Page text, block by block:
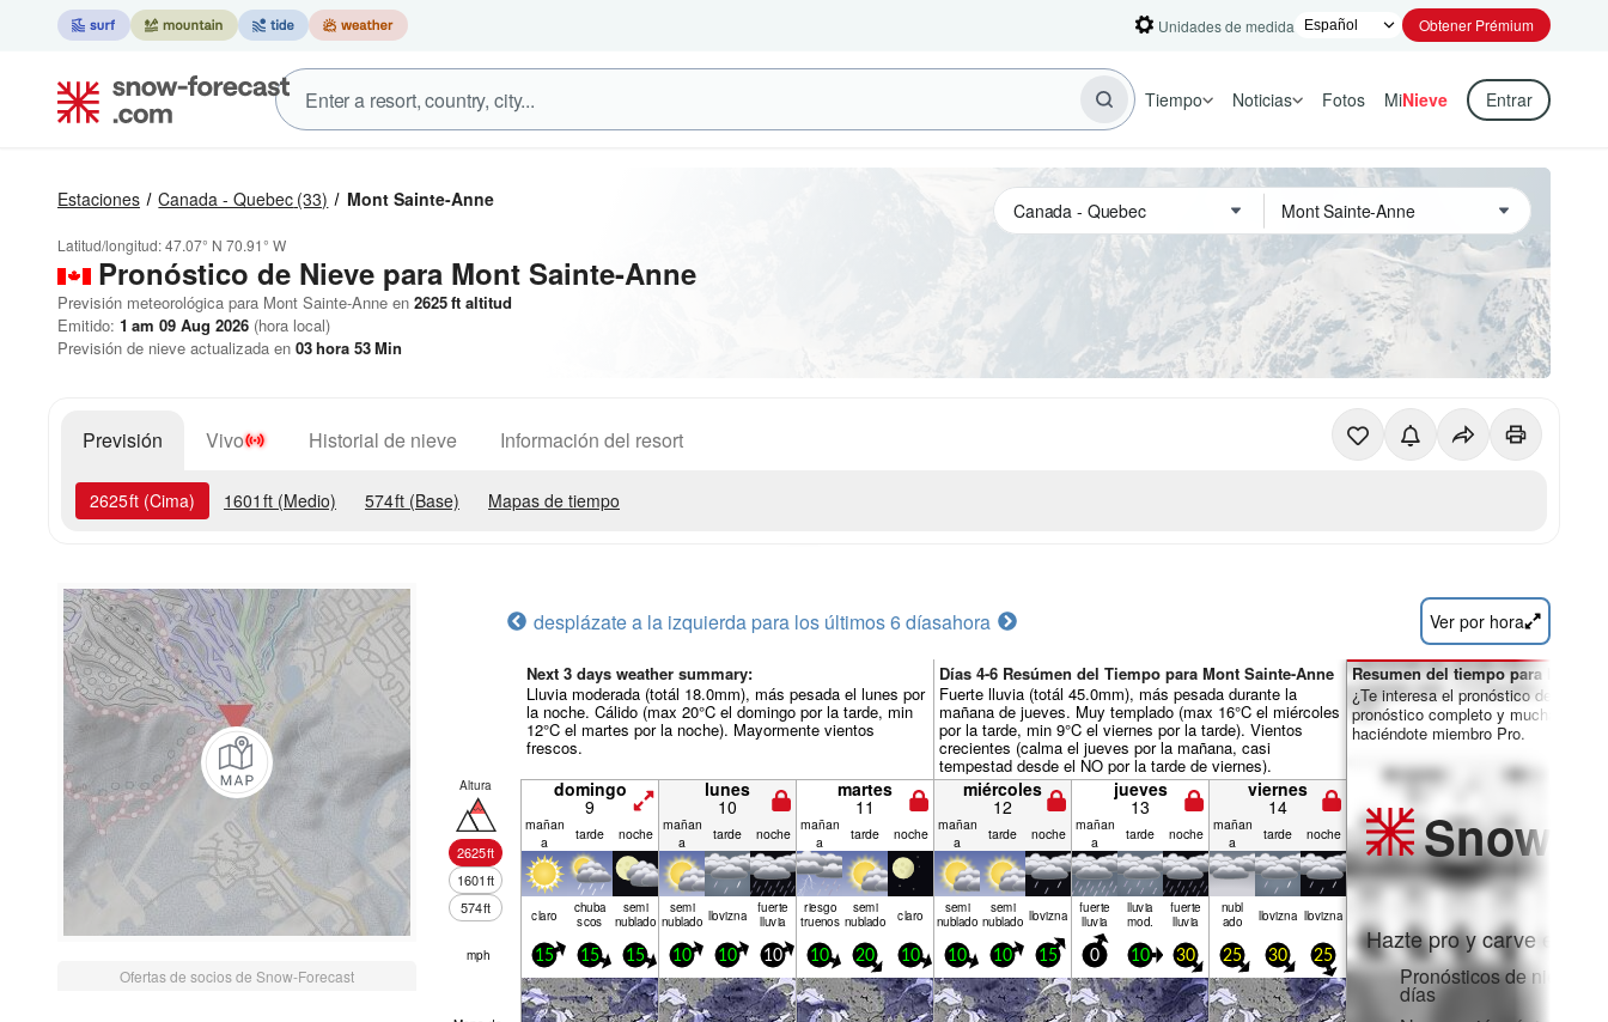
Unidades de medida Obtener Prémium
Tiempo Noticias Fotos MiNieve Entrar
Estaciones Canada - Quebec (33) Mont Sainte-Anne
Latitud/longitud:47.07° N 70.91° W
Pronóstico de Nieve para Mont Sainte-Anne
Previsión meteorológica para Mont Sainte-Anne en 2625ft altitud
Emitido: 1 am 09 Aug 2026 (hora local)
Previsión de nieve actualizada en 03hora 53Min
Previsión Vivo Historial de nieve Información del resort
2625ft (Cima) 1601 ft (Medio) 574ft (Base) Mapas de tiempo
Ofertas de socios de Snow-Forecast
desplázate a la izquierda para los últimos 6 díasahora Ver por hora
Next 3 days weather summary:
Lluvia moderada (totál 18.0mm), más pesada el lunes por
la noche. Cálido (max 20°C el domingo por la tarde, min
12°C el martes por la noche). Mayormente vientos
frescos.
Días 4-6 Resúmen del Tiempo para Mont Sainte-Anne
Fuerte lluvia (totál 45.0mm), más pesada durante la
mañana de jueves. Muy templado (max 16°C el miércoles
por la tarde, min 9°C el viernes por la tarde). Vientos
crecientes (calma el jueves por la mañana, casi
tempestad desde el NO por la tarde de viernes).
Altura
2625ft
1601ft
574ft
domingo
9
lunes
10
martes
11
miércoles
12
jueves
13
viernes
14
mañan
a
tarde noche mañan
a
tarde noche mañan
a
tarde noche mañan
a
tarde noche mañan
a
tarde noche mañan
a
tarde noche
claro chuba
scos
semi
nublado
semi
nublado llov­izna fuerte
lluvia
riesgo
truenos
semi
nublado claro semi
nublado
semi
nublado llov­izna fuerte
lluvia
lluvia
mod.
fuerte
lluvia
nubl
ado llov­izna llov­izna
mph 15 15 15 10 10 10 10 20 10 10 10 15 0 10 30 25 30 25
Resumen del tiempo para los días
¿Te interesa el pronóstico de 16
pronóstico completo y muchas más
haciéndote miembro Pro.
Snow
Hazte pro y carve en:
Pronósticos de nieve
días